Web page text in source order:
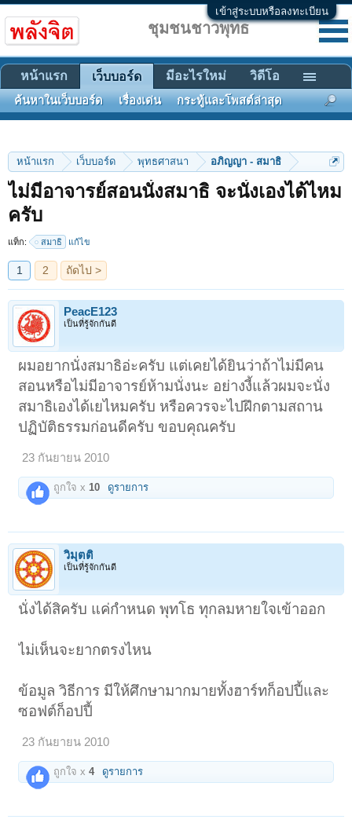
เข้าสู่ระบบหรือลงทะเบียน
หน้าแรก เว็บบอร์ด พุทธศาสนา อภิญญา - สมาธิ
ไม่มีอาจารย์สอนนั่งสมาธิ จะนั่งเองได้ไหม
ครับ
แท็ก: สมาธิ แก้ไข
1 2 ถัดไป >
PeacE123
เป็นที่รู้จักกันดี
ผมอยากนั่งสมาธิอ่ะครับ แต่เคยได้ยินว่าถ้าไม่มีคน
สอนหรือไม่มีอาจารย์ห้ามนั่งนะ อย่างงี้แล้วผมจะนั่ง
สมาธิเองได้เยไหมครับ หรือควรจะไปฝึกตามสถาน
ปฏิบัติธรรมก่อนดีครับ ขอบคุณครับ
23 กันยายน 2010
ถูกใจ x10 ดูรายการ
วิมุตติ
เป็นที่รู้จักกันดี
นั่งได้สิครับ แค่กำหนด พุทโธ ทุกลมหายใจเข้าออก
ไม่เห็นจะยากตรงไหน
ข้อมูล วิธีการ มีให้ศึกษามากมายทั้งฮาร์ทก็อปปี้และ
ซอฟต์ก็อปปี้
23 กันยายน 2010
ถูกใจ x4 ดูรายการ
ชุมชนชาวพุทธ
หน้าแรก เว็บบอร์ด
ค้นหาในเว็บบอร์ด เรื่องเด่น กระทู้และโพสต์ล่าสุด
มีอะไรใหม่ วิดีโอ